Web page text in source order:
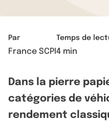
Par
France SCPI
Temps de
4 min
Dans la pierre
catégories de
rendement